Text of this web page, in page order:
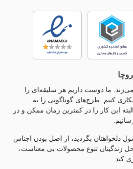
ما دوست داریم هر سلیقه‌ای را
کنیم. طرح‌های گوناگونی را به
این کار را در کمترین زمان ممکن و در
دلخواهتان بگردید، از اصل بودن اجناس
زندگیتان تنوع محصولات بی معناست،
کند.